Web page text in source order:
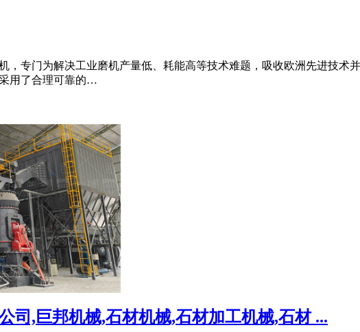
，专门为解决工业磨机产量低、耗能高等技术难题，吸收欧洲先进技
用了合理可靠的…
司,巨邦机械,石材机械,石材加工机械,石材 ...